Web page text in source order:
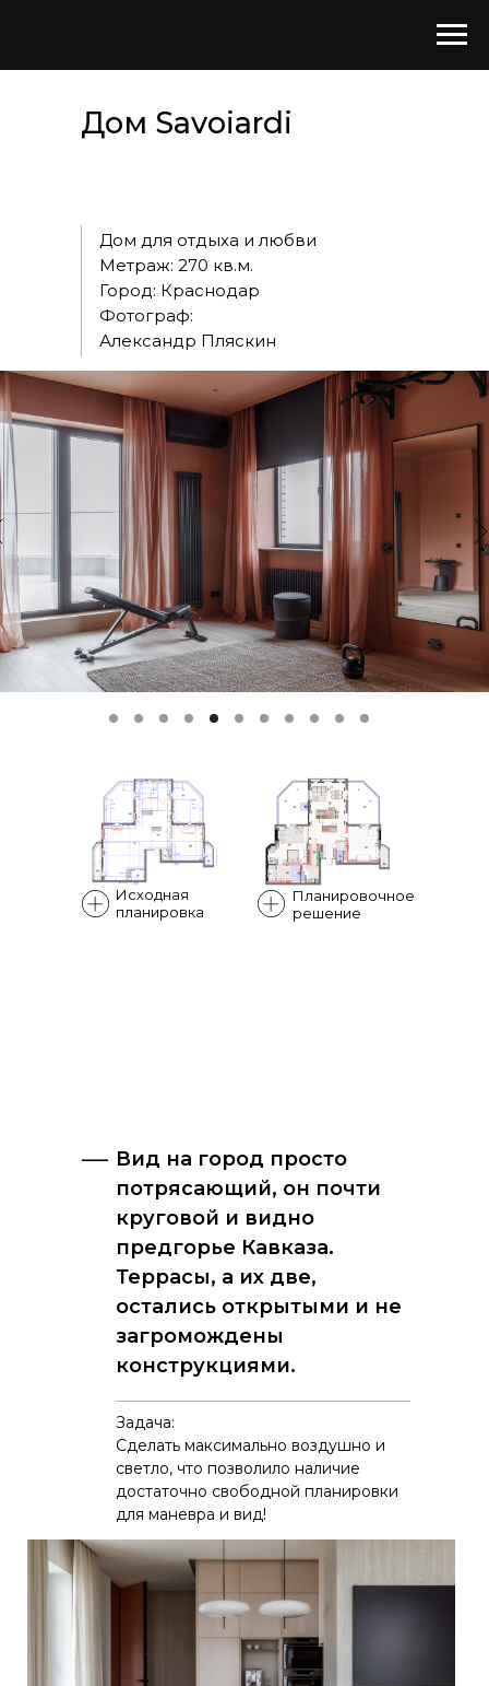
Дом Savoiardi
Дом для отдыха и любви
Метраж: 270 кв.м.
Город: Краснодар
Фотограф:
Александр Пляскин
Вид на город просто
потрясающий, он почти
круговой и видно
предгорье Кавказа.
Террасы, а их две,
остались открытыми и не
загромождены
конструкциями.
Задача:
Сделать максимально воздушно и
светло, что позволило наличие
достаточно свободной планировки
для маневра и вид!
Исходная
планировка
Планировочное
решение
—